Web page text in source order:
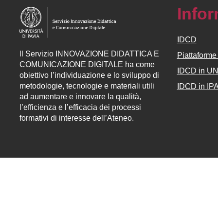
Servizio INNOVAZIONE DIDATTICA E
COMUNICAZIONE DIGITALE ha come
obiettivo l’individuazione e lo sviluppo di
metodologie, tecnologie e materiali utili
ad aumentare e innovare la qualità,
l’efficienza e l’efficacia dei processi
formativi di interesse dell’Ateneo.
IDCD
IDCD in
IDCD in IPA